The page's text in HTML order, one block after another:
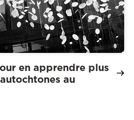
en apprendre plus
au